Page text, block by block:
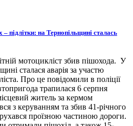
– підлітки: на Тернопільщині сталась
мотоцикліст збив пішохода. У
сталася аварія за участю
Про це повідомили в поліції
трапилася 6 серпня
житель за кермом
з керуванням та збив 41-річного
проїзною частиною дороги.